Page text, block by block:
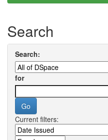
Search
Search:
for
Current filters: